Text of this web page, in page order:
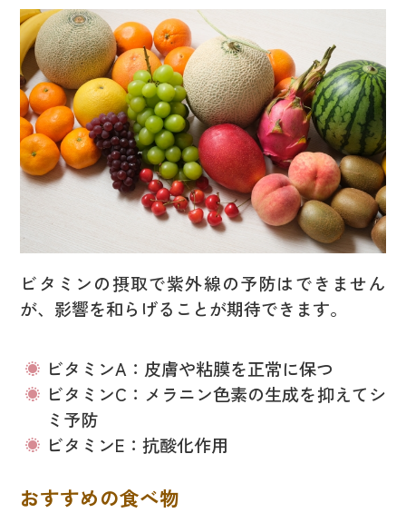
ビタミンの摂取で紫外線の予防はできません
が、影響を和らげることが期待できます。
ビタミンA：皮膚や粘膜を正常に保つ
ビタミンC：メラニン色素の生成を抑えてシ
ミ予防
ビタミンE：抗酸化作用
おすすめの食べ物